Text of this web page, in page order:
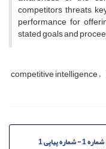
competitors threats,
performance for
stated goals and
competitive intelligence